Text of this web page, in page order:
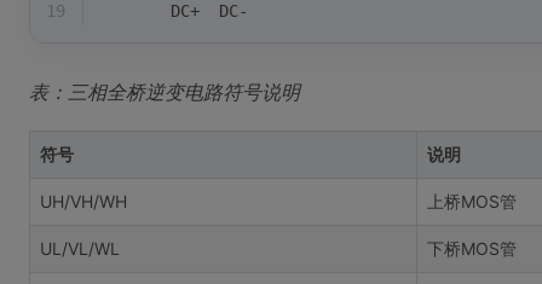
19
       DC+  DC-
表：三相全桥逆变电路符号说明
符号 说明
UH/VH/WH 上桥MOS管
UL/VL/WL 下桥MOS管